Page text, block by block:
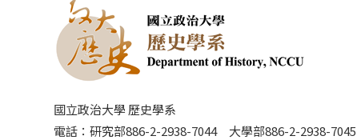
國立政治大學 歷史學系
電話：研究部886-2-2938-7044 大學部886-2-2938-7045